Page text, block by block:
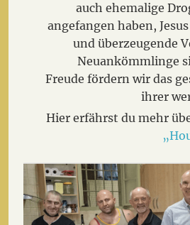
auch ehemalige
angefangen haben,
und überzeugende
Neuankömmlinge
Freude fördern wir das
ihrer
Hier erfährst du mehr